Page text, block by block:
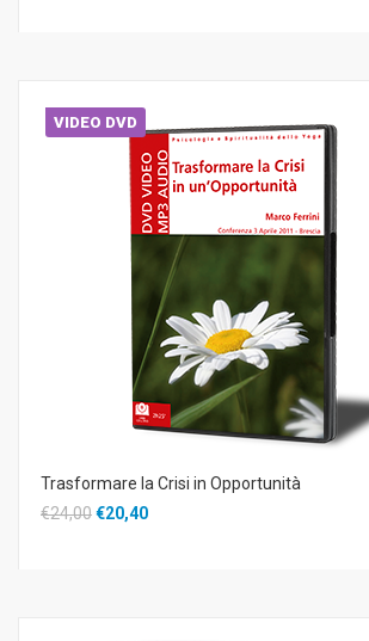
VIDEO DVD
Trasformare la Crisi in Opportunità
€24,00€20,40